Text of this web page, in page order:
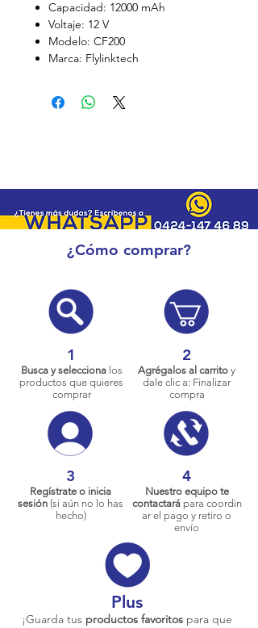
Capacidad: 12000 mAh
Voltaje: 12 V
Modelo: CF200
Marca: Flylinktech
¿Cómo comprar?
1
Busca y seleccionalos
productos que quieres
comprar
2
Agrégalos al carrito y
dale clic a: Finalizar
compra
3
Regístrate o inicia
sesión (si aún no lo has
hecho)
4
Nuestro equipo te
contactarápara coordin
ar el pago y retiro o
envío
Plus
¡Guarda tus productos favoritos para que